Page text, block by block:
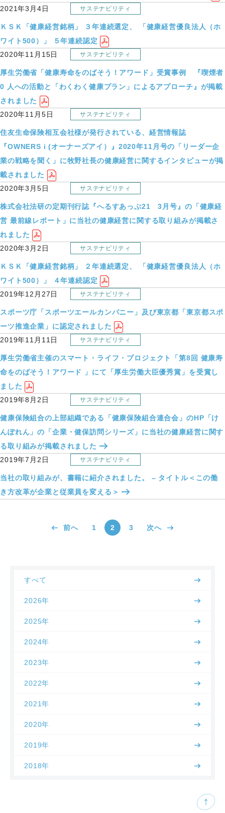
2021年3月4日
サステナビリティ
ＫＳＫ「健康経営銘柄」 ３年連続選定、 「健康経営優良法人（ホ
ワイト500）」 ５年連続認定
2020年11月15日
サステナビリティ
厚生労働省「健康寿命をのばそう！アワード」受賞事例 『喫煙者
0 人への活動と「わくわく健康プラン」によるアプローチ』が掲載
されました
2020年11月5日
サステナビリティ
住友生命保険相互会社様が発行されている、経営情報誌
『OWNERS i (オーナーズアイ）』2020年11月号の「リーダー企
業の戦略を聞く」に牧野社長の健康経営に関するインタビューが掲
載されました
2020年3月5日
サステナビリティ
株式会社法研の定期刊行誌『へるすあっぷ21 3月号』の「健康経
営 最前線レポート」に当社の健康経営に関する取り組みが掲載さ
れました
2020年3月2日
サステナビリティ
ＫＳＫ「健康経営銘柄」 ２年連続選定、 「健康経営優良法人（ホ
ワイト500）」 ４年連続認定
2019年12月27日
サステナビリティ
スポーツ庁「スポーツエールカンパニー」及び東京都「東京都スポ
ーツ推進企業」に認定されました
2019年11月11日
サステナビリティ
厚生労働省主催のスマート・ライフ・プロジェクト「第8回 健康寿
命をのばそう！アワード 」にて「厚生労働大臣優秀賞」を受賞し
ました
2019年8月2日
サステナビリティ
健康保険組合の上部組織である「健康保険組合連合会」のHP「け
んぽれん」の「企業・健保訪問シリーズ」に当社の健康経営に関す
る取り組みが掲載されました
2019年7月2日
サステナビリティ
当社の取り組みが、書籍に紹介されました。 – タイトル＜この働
き方改革が企業と従業員を変える＞
前へ 1 2 3 次へ
すべて
2026年
2025年
2024年
2023年
2022年
2021年
2020年
2019年
2018年